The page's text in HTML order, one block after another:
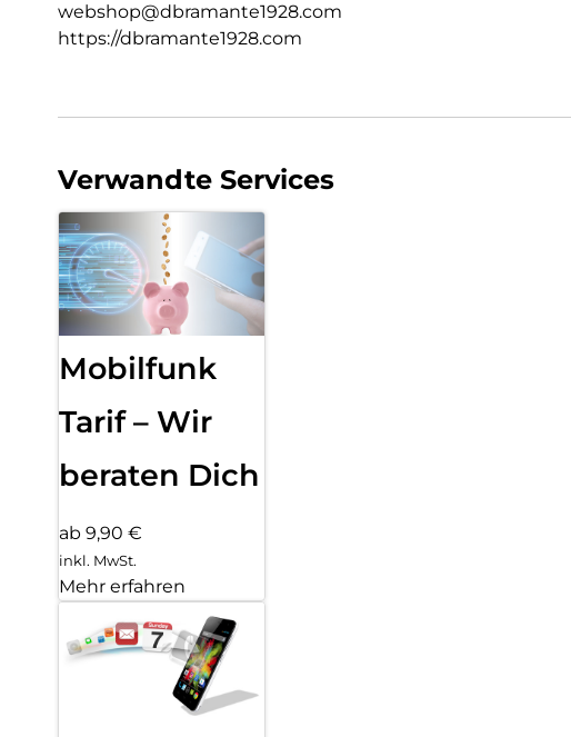
webshop@dbramante1928.com
https://dbramante1928.com
Verwandte Services
Mobilfunk
Tarif – Wir
beraten Dich
ab 9,90 €
inkl. MwSt.
Mehr erfahren